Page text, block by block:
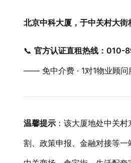
北京中科大厦，于中关村大
📞 官方认证直租热线：010-
—— 免中介费 · 1对1物业顾
温馨提示 ：该大厦地处中关
割、政策申报、金融对接等